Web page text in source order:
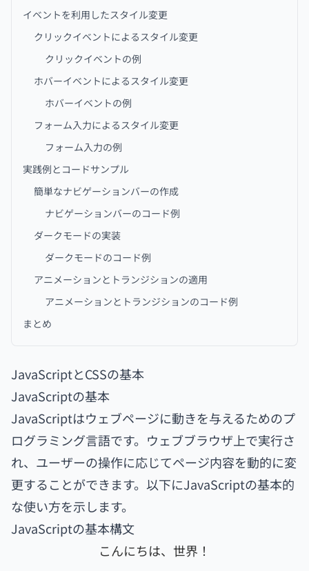
イベントを利用したスタイル変更
クリックイベントによるスタイル変更
クリックイベントの例
ホバーイベントによるスタイル変更
ホバーイベントの例
フォーム入力によるスタイル変更
フォーム入力の例
実践例とコードサンプル
簡単なナビゲーションバーの作成
ナビゲーションバーのコード例
ダークモードの実装
ダークモードのコード例
アニメーションとトランジションの適用
アニメーションとトランジションのコード例
まとめ
JavaScriptとCSSの基本
JavaScriptの基本
JavaScriptはウェブページに動きを与えるためのプ
ログラミング言語です。ウェブブラウザ上で実行さ
れ、ユーザーの操作に応じてページ内容を動的に変
更することができます。以下にJavaScriptの基本的
な使い方を示します。
JavaScriptの基本構文
こんにちは、世界！